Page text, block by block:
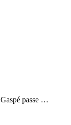
passe …